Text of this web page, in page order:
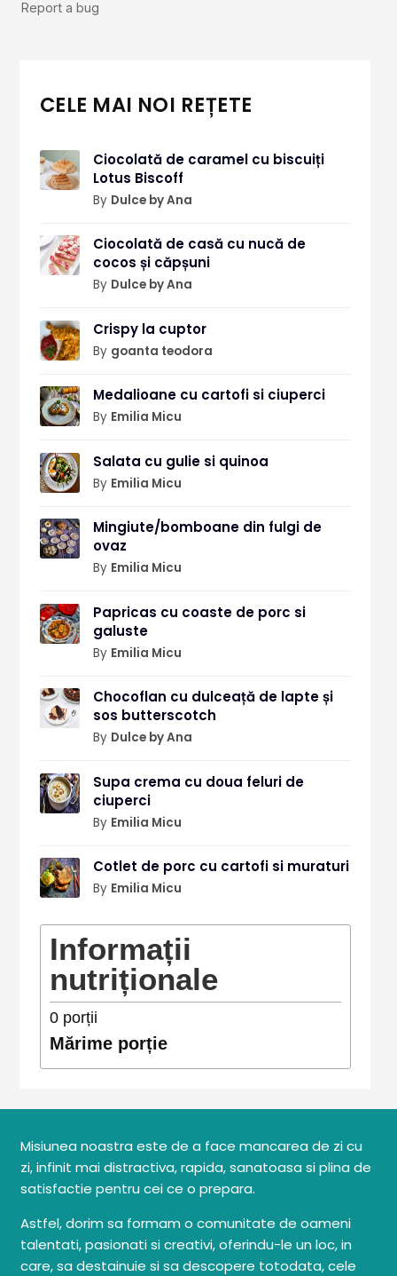
CELE MAI NOI REȚETE
Ciocolată de caramel cu biscuiți
Lotus Biscoff
By Dulce by Ana
Ciocolată de casă cu nucă de
cocos și căpșuni
By Dulce by Ana
Crispy la cuptor
By goanta teodora
Medalioane cu cartofi si ciuperci
By Emilia Micu
Salata cu gulie si quinoa
By Emilia Micu
Mingiute/bomboane din fulgi de
ovaz
By Emilia Micu
Papricas cu coaste de porc si
galuste
By Emilia Micu
Chocoflan cu dulceață de lapte și
sos butterscotch
By Dulce by Ana
Supa crema cu doua feluri de
ciuperci
By Emilia Micu
Cotlet de porc cu cartofi si muraturi
By Emilia Micu
Informații
nutriționale
0porții
Mărime porție
Misiunea noastra este de a face mancarea de zi cu
zi, infinit mai distractiva, rapida, sanatoasa si plina de
satisfactie pentru cei ce o prepara.
Astfel, dorim sa formam o comunitate de oameni
talentati, pasionati si creativi, oferindu-le un loc, in
care, sa destainuie si sa descopere totodata, cele